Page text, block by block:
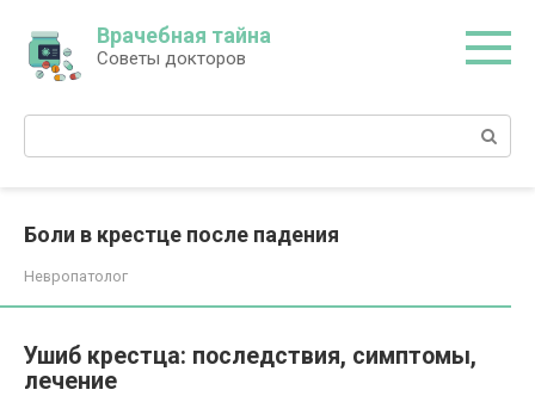
контенту
Врачебная тайна
Советы докторов
Поиск:
Боли в крестце после падения
Невропатолог
Ушиб крестца: последствия, симптомы,
лечение